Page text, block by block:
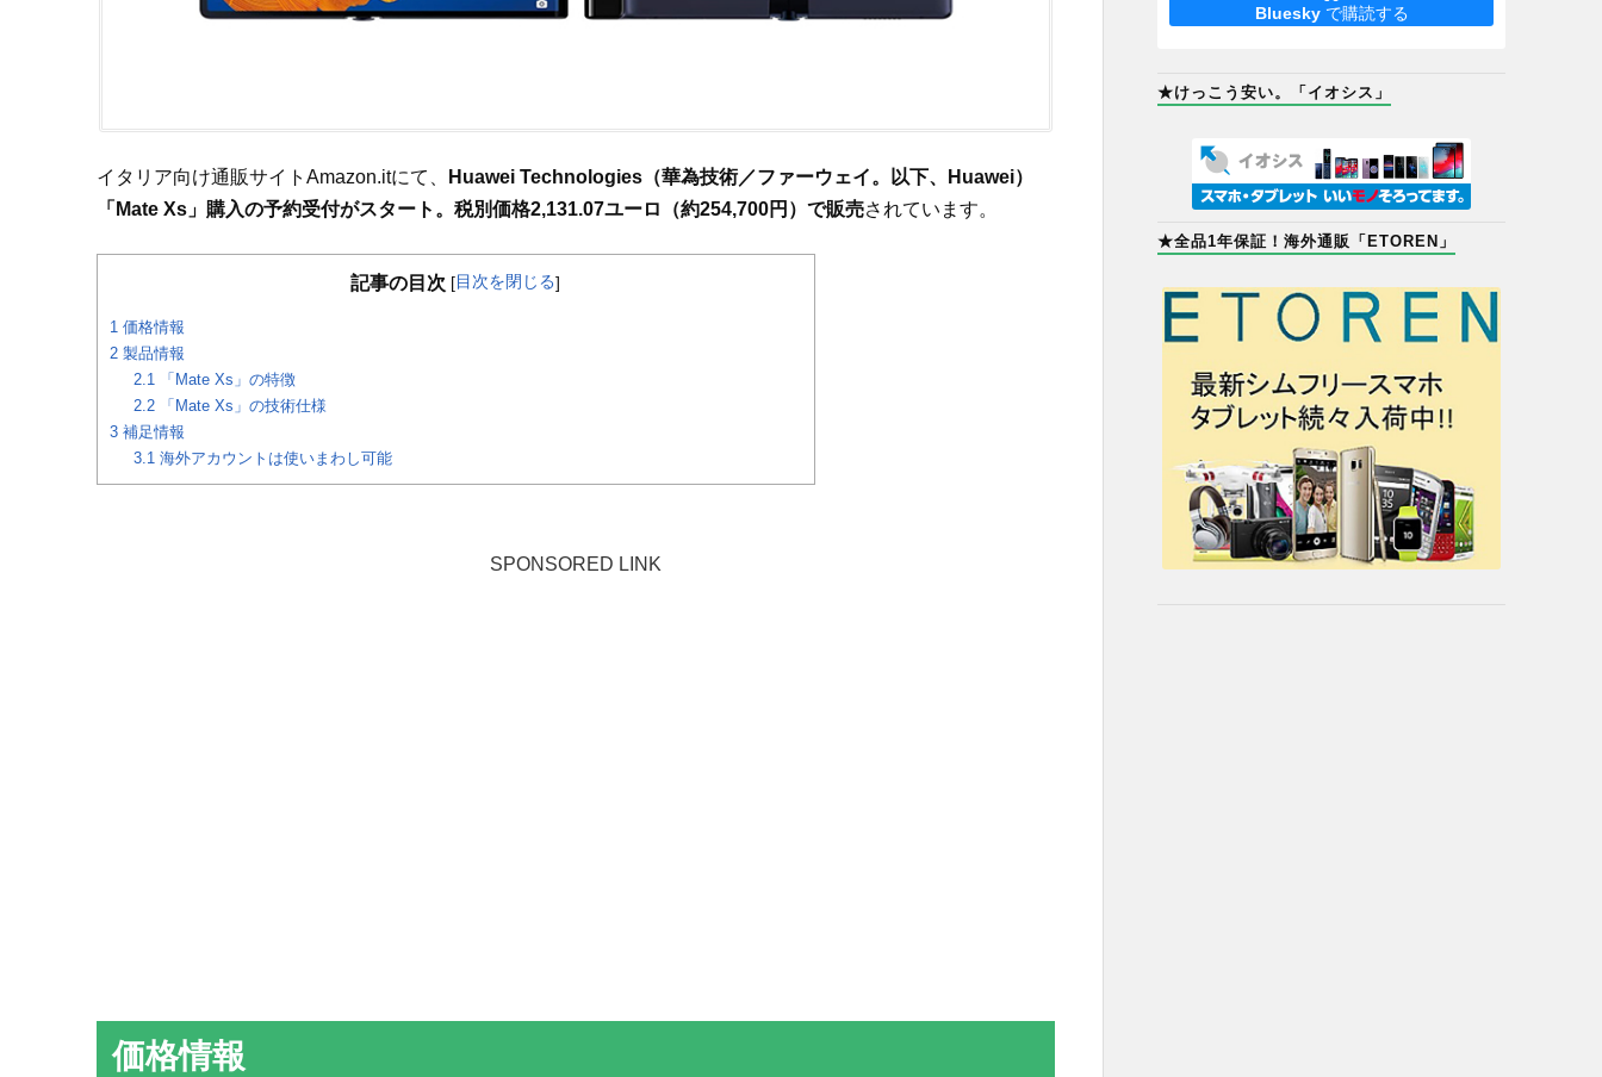
イタリア向け通販サイトAmazon.itにて、
Huawei Technologies（華為技術／ファーウェイ。以下、Huawei）
「Mate Xs」購入の予約受付がスタート。税別価格2,131.07ユーロ（約254,700円）で販売されています。
記事の目次 [目次を閉じる]
1価格情報
2製品情報
2.1「Mate Xs」の特徴
2.2「Mate Xs」の技術仕様
3補足情報
3.1海外アカウントは使いまわし可能
SPONSORED LINK
価格情報
Blueskyで購読する
★けっこう安い。「イオシス」
★全品1年保証！海外通販「ETOREN」